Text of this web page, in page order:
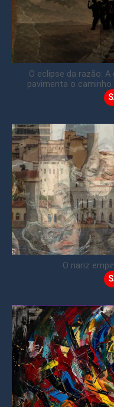
O eclipse da razão:
pavimenta o
O nariz